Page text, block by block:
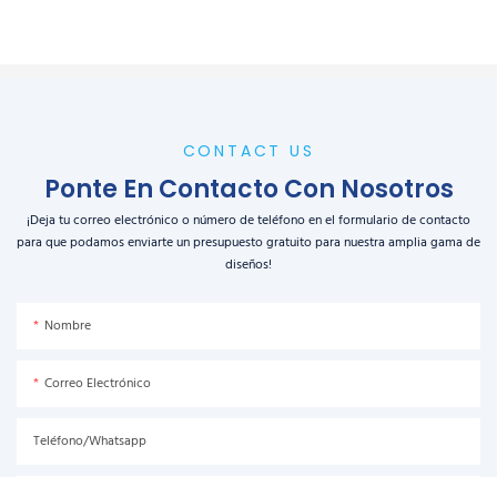
CONTACT US
Ponte En Contacto Con Nosotros
¡Deja tu correo electrónico o número de teléfono en el formulario de contacto
para que podamos enviarte un presupuesto gratuito para nuestra amplia gama de
diseños!
Nombre
Correo Electrónico
Teléfono/Whatsapp